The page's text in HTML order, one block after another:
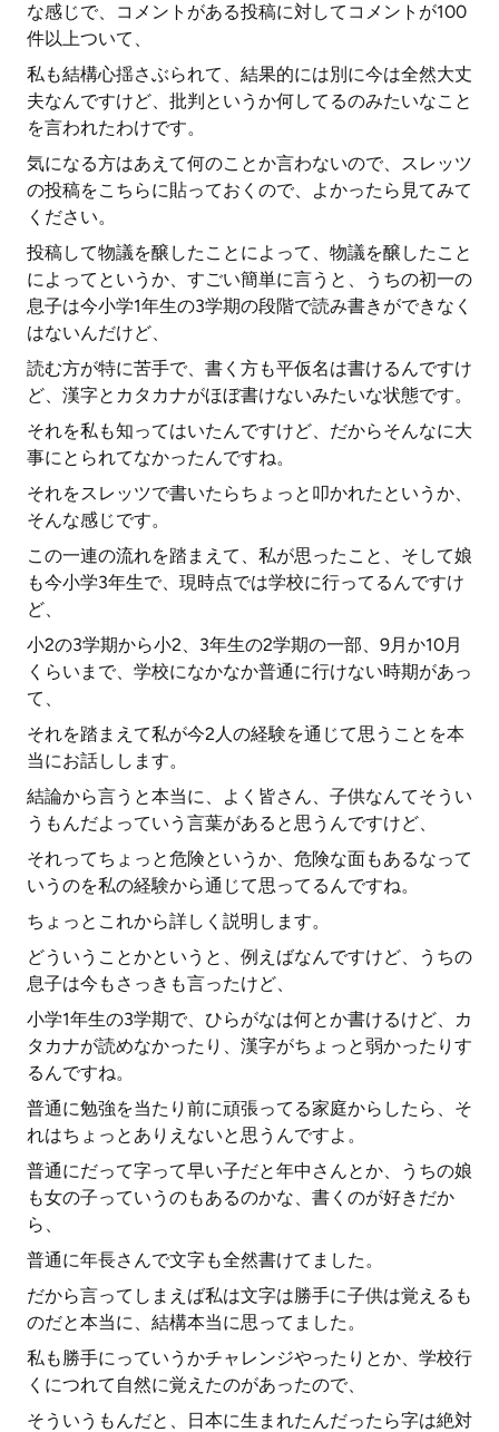
な感じで、コメントがある投稿に対してコメントが100
件以上ついて、
私も結構心揺さぶられて、結果的には別に今は全然大丈
夫なんですけど、批判というか何してるのみたいなこと
を言われたわけです。
気になる方はあえて何のことか言わないので、スレッツ
の投稿をこちらに貼っておくので、よかったら見てみて
ください。
投稿して物議を醸したことによって、物議を醸したこと
によってというか、すごい簡単に言うと、うちの初一の
息子は今小学1年生の3学期の段階で読み書きができなく
はないんだけど、
読む方が特に苦手で、書く方も平仮名は書けるんですけ
ど、漢字とカタカナがほぼ書けないみたいな状態です。
それを私も知ってはいたんですけど、だからそんなに大
事にとられてなかったんですね。
それをスレッツで書いたらちょっと叩かれたというか、
そんな感じです。
この一連の流れを踏まえて、私が思ったこと、そして娘
も今小学3年生で、現時点では学校に行ってるんですけ
ど、
小2の3学期から小2、3年生の2学期の一部、9月か10月
くらいまで、学校になかなか普通に行けない時期があっ
て、
それを踏まえて私が今2人の経験を通じて思うことを本
当にお話しします。
結論から言うと本当に、よく皆さん、子供なんてそうい
うもんだよっていう言葉があると思うんですけど、
それってちょっと危険というか、危険な面もあるなって
いうのを私の経験から通じて思ってるんですね。
ちょっとこれから詳しく説明します。
どういうことかというと、例えばなんですけど、うちの
息子は今もさっきも言ったけど、
小学1年生の3学期で、ひらがなは何とか書けるけど、カ
タカナが読めなかったり、漢字がちょっと弱かったりす
るんですね。
普通に勉強を当たり前に頑張ってる家庭からしたら、そ
れはちょっとありえないと思うんですよ。
普通にだって字って早い子だと年中さんとか、うちの娘
も女の子っていうのもあるのかな、書くのが好きだか
ら、
普通に年長さんで文字も全然書けてました。
だから言ってしまえば私は文字は勝手に子供は覚えるも
のだと本当に、結構本当に思ってました。
私も勝手にっていうかチャレンジやったりとか、学校行
くにつれて自然に覚えたのがあったので、
そういうもんだと、日本に生まれたんだったら字は絶対